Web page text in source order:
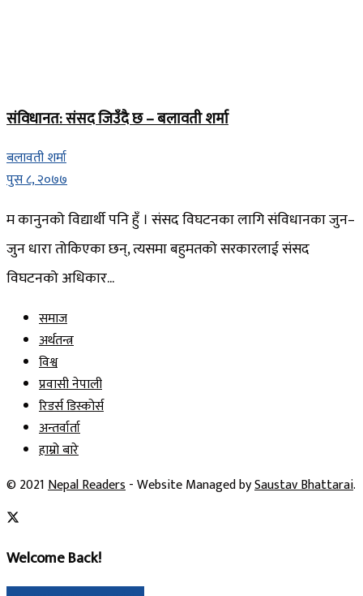
संविधानत: संसद जिउँदै छ – बलावती शर्मा
बलावती शर्मा
पुस ८, २०७७
म कानुनको विद्यार्थी पनि हुँ । संसद विघटनका लागि संविधानका जुन–
जुन धारा तोकिएका छन्, त्यसमा बहुमतको सरकारलाई संसद
विघटनको अधिकार...
समाज
अर्थतन्त्र
विश्व
प्रवासी नेपाली
रिडर्स डिस्कोर्स
अन्तर्वार्ता
हाम्रो बारे
© 2021Nepal Readers- Website Managed bySaustav Bhattarai.
Welcome Back!